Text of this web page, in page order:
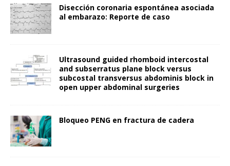
Disección coronaria espontánea asociada
al embarazo: Reporte de caso
Ultrasound guided rhomboid intercostal
and subserratus plane block versus
subcostal transversus abdominis block in
open upper abdominal surgeries
Bloqueo PENG en fractura de cadera